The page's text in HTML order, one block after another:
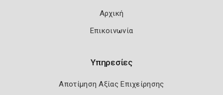
Αρχική
Επικοινωνία
Υπηρεσίες
Αποτίμηση Αξίας Επιχείρησης